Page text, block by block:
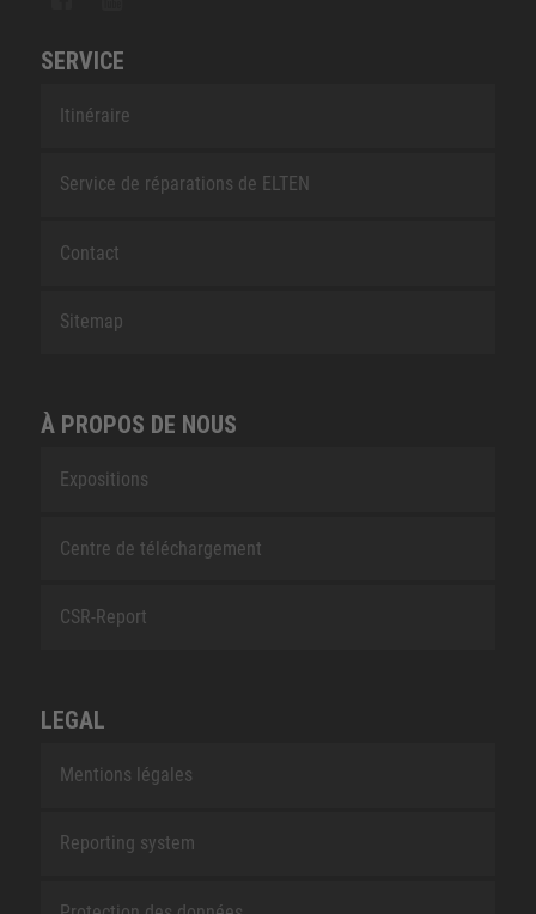
SERVICE
Itinéraire
Service de réparations de ELTEN
Contact
Sitemap
À PROPOS DE NOUS
Expositions
Centre de téléchargement
CSR-Report
LEGAL
Mentions légales
Reporting system